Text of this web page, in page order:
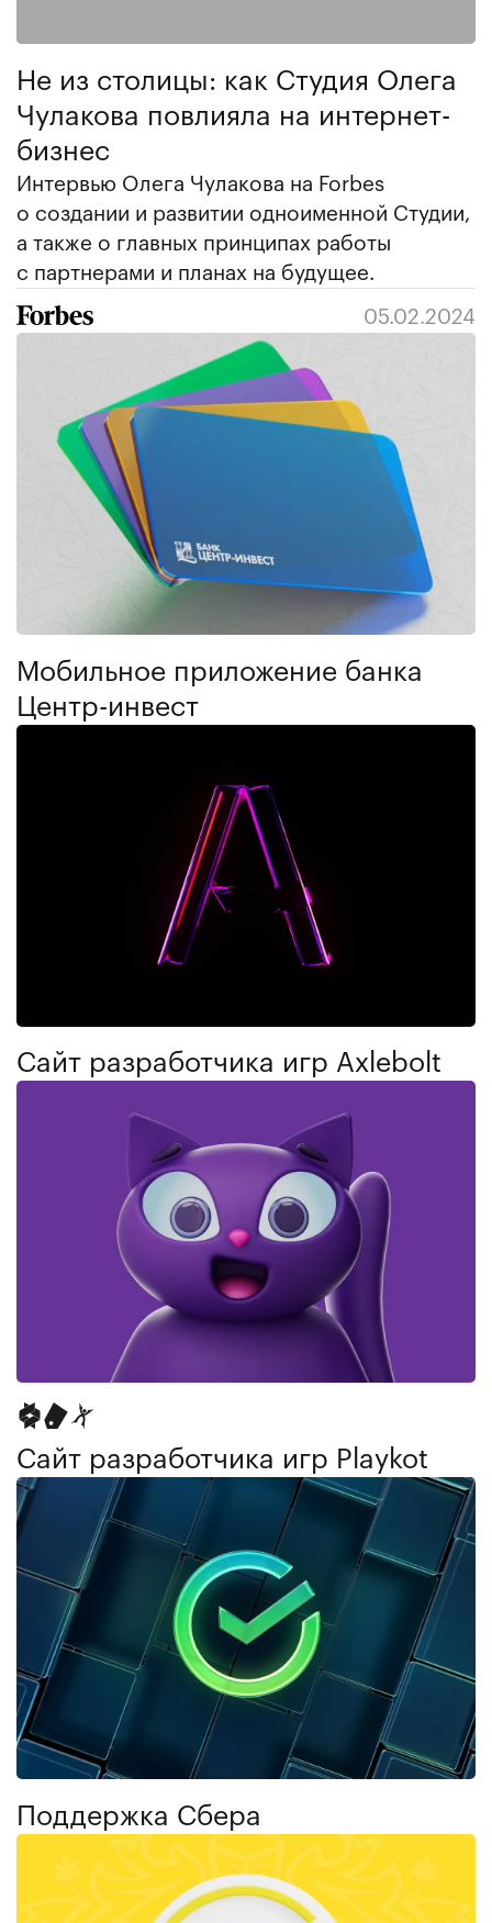
Не из столицы: как Студия Олега
Чулакова повлияла на интернет-
бизнес
Интервью Олега Чулакова на Forbes
о создании и развитии одноименной Студии,
а также о главных принципах работы
с партнерами и планах на будущее.
05.02.2024
Мобильное приложение банка
Центр-инвест
Сайт разработчика игр Axlebolt
Сайт разработчика игр Playkot
Поддержка Cбера